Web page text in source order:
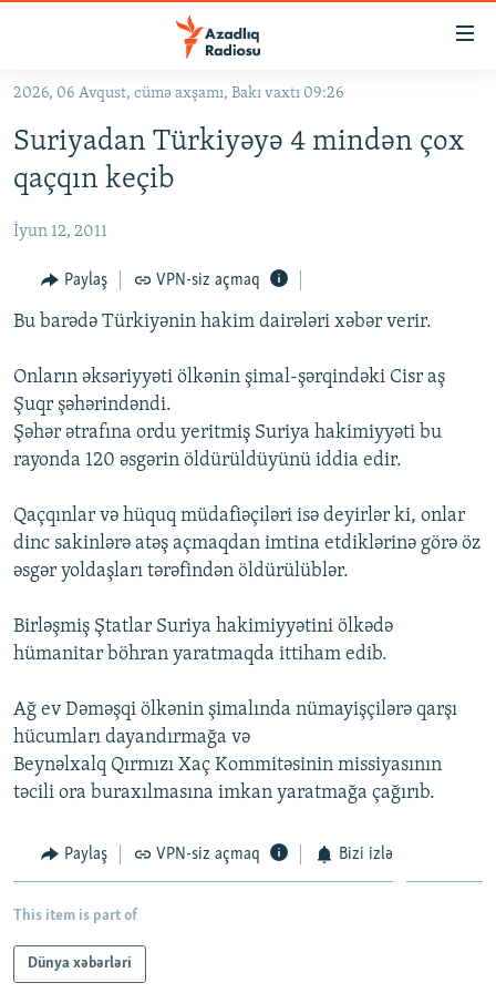
Əsas
qayıt
Əsas
naviqasiyaya
qayıt
#İZAHLA
KORRUPSIOMETR
#ƏSLINDƏ
FƏRQƏ BAX
QANUNI DOĞRU
MULTIMEDIA
VIDEO
İNFOQRAFIKA
KARIKATURA
RADIO ARXIV
AZƏRBAYCAN ƏDƏBIYYATI KITABXANASI
İSLAM VƏ DEMOKRATIYA
HAQQIMIZDA
MISSIYAMIZ
PEŞƏ ETIKASI VƏ JURNALISTIKA STANDARTLARIMIZ
AZADLIQRADIOSU MOBIL TELEFONUNUZDA
XƏBƏR BÜLLETENLƏRIMIZ
BIZI IZLƏ
RFE/RL-in bütün saytları
2026, 06 Avqust, cümə axşamı, Bakı vaxtı 09:26
Suriyadan Türkiyəyə 4 mindən çox
qaçqın keçib
İyun 12, 2011
Paylaş VPN-siz açmaq
Bu barədə Türkiyənin hakim dairələri xəbər verir.
Onların əksəriyyəti ölkənin şimal-şərqindəki Cisr aş
Şuqr şəhərindəndi.
Şəhər ətrafına ordu yeritmiş Suriya hakimiyyəti bu
rayonda 120 əsgərin öldürüldüyünü iddia edir.
Qaçqınlar və hüquq müdafiəçiləri isə deyirlər ki, onlar
dinc sakinlərə atəş açmaqdan imtina etdiklərinə görə öz
əsgər yoldaşları tərəfindən öldürülüblər.
Birləşmiş Ştatlar Suriya hakimiyyətini ölkədə
hümanitar böhran yaratmaqda ittiham edib.
Ağ ev Dəməşqi ölkənin şimalında nümayişçilərə qarşı
hücumları dayandırmağa və
Beynəlxalq Qırmızı Xaç Kommitəsinin missiyasının
təcili ora buraxılmasına imkan yaratmağa çağırıb.
Paylaş VPN-siz açmaq Bizi izlə
This item is part of
Dünya xəbərləri